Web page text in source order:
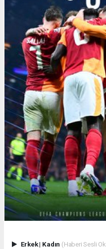
Erkek| Kadın (Haberi Sesli